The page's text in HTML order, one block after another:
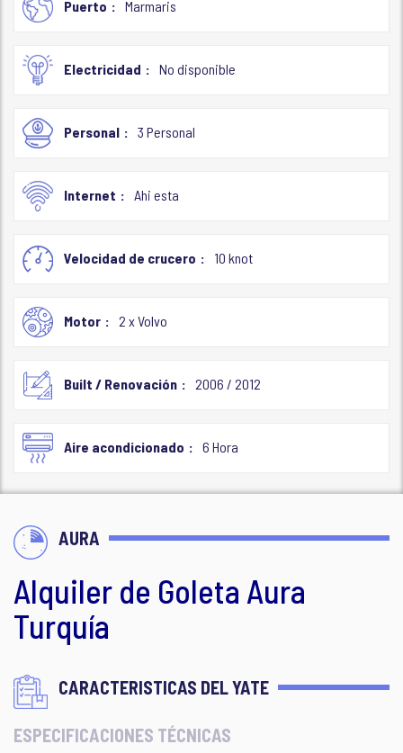
Puerto Marmaris
Electricidad No disponible
Personal 3 Personal
Internet Ahi esta
Velocidad de crucero 10 knot
Motor 2 x Volvo
Built / Renovación 2006 / 2012
Aire acondicionado 6 Hora
AURA
Alquiler de Goleta Aura
Turquía
CARACTERISTICAS DEL YATE
ESPECIFICACIONES TÉCNICAS